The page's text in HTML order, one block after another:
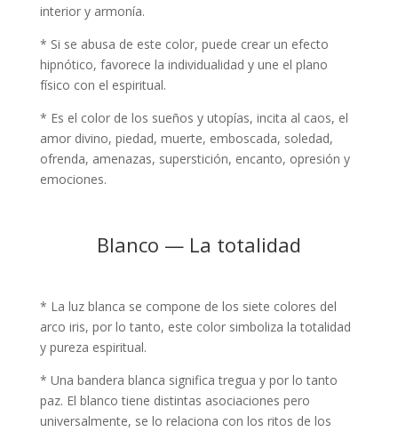
interior y armonía.
* Si se abusa de este color, puede crear un efecto
hipnótico, favorece la individualidad y une el plano
físico con el espiritual.
* Es el color de los sueños y utopías, incita al caos, el
amor divino, piedad, muerte, emboscada, soledad,
ofrenda, amenazas, superstición, encanto, opresión y
emociones.
Blanco — La totalidad
* La luz blanca se compone de los siete colores del
arco iris, por lo tanto, este color simboliza la totalidad
y pureza espiritual.
* Una bandera blanca significa tregua y por lo tanto
paz. El blanco tiene distintas asociaciones pero
universalmente, se lo relaciona con los ritos de los